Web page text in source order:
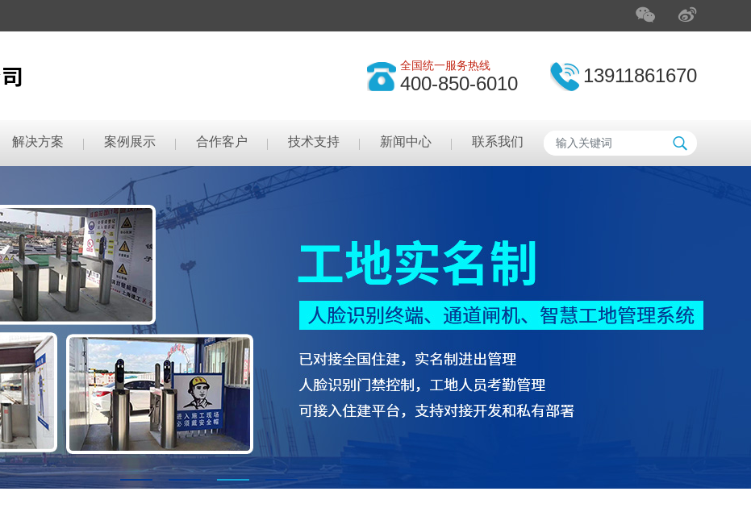
全国统一服务热线
400-850-6010 13911861670
解决方案 案例展示 合作客户 技术支持 新闻中心 联系我们